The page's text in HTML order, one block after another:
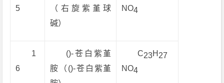
5
（右旋紫堇球
碱）
NO4
1
6
()-苍白紫堇
胺（()-苍白紫堇
C23H 27
NO4